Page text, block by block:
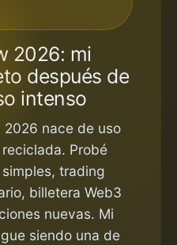
2026: mi
después de
intenso
2026 nace de uso
Probé
trading
billetera Web3
nuevas. Mi
siendo una de